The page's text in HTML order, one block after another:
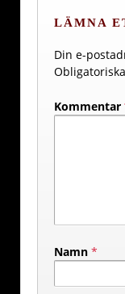
LÄMNA
Din e-
Kommentar
Namn *